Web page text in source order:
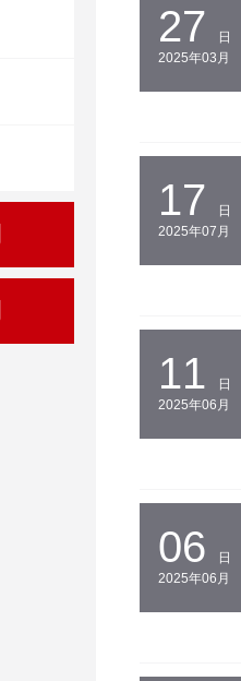
27
日
2025年03月
17
日
2025年07月
11
日
2025年06月
06
日
2025年06月